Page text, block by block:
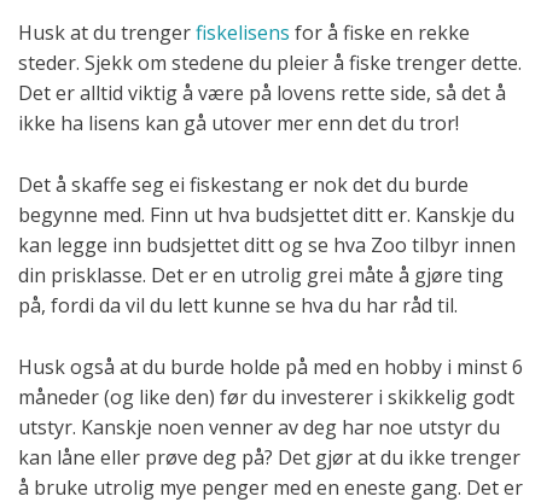
Husk at du trengerfiskelisens for å fiske en rekke
steder. Sjekk om stedene du pleier å fiske trenger dette.
Det er alltid viktig å være på lovens rette side, så det å
ikke ha lisens kan gå utover mer enn det du tror!
Det å skaffe seg ei fiskestang er nok det du burde
begynne med. Finn ut hva budsjettet ditt er. Kanskje du
kan legge inn budsjettet ditt og se hva Zoo tilbyr innen
din prisklasse. Det er en utrolig grei måte å gjøre ting
på, fordi da vil du lett kunne se hva du har råd til.
Husk også at du burde holde på med en hobby i minst 6
måneder (og like den) før du investerer i skikkelig godt
utstyr. Kanskje noen venner av deg har noe utstyr du
kan låne eller prøve deg på? Det gjør at du ikke trenger
å bruke utrolig mye penger med en eneste gang. Det er